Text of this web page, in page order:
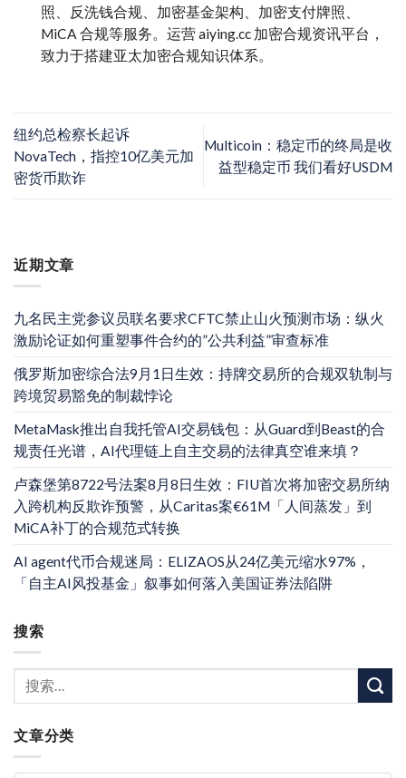
近期文章
九名民主党参议员联名要求CFTC禁止山火预测市场：纵火
激励论证如何重塑事件合约的”公共利益”审查标准
俄罗斯加密综合法9月1日生效：持牌交易所的合规双轨制与
跨境贸易豁免的制裁悖论
MetaMask推出自我托管AI交易钱包：从Guard到Beast的合
规责任光谱，AI代理链上自主交易的法律真空谁来填？
卢森堡第8722号法案8月8日生效：FIU首次将加密交易所纳
入跨机构反欺诈预警，从Caritas案€61M「人间蒸发」到
MiCA补丁的合规范式转换
AI agent代币合规迷局：ELIZAOS从24亿美元缩水97%，
「自主AI风投基金」叙事如何落入美国证券法陷阱
搜索
文章分类
照、反洗钱合规、加密基金架构、加密支付牌照、
MiCA 合规等服务。运营 aiying.cc 加密合规资讯平台，
致力于搭建亚太加密合规知识体系。
纽约总检察长起诉
NovaTech，指控10亿美元加
密货币欺诈
Multicoin：稳定币的终局是收
益型稳定币 我们看好USDM